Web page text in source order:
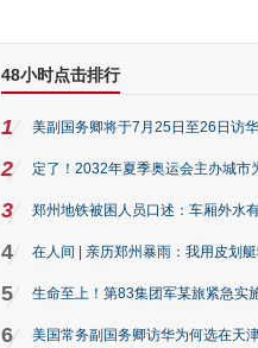
48小时点击排行
1 美副国务卿将于7月25日至26日访华
2 定了！2032年夏季奥运会主办城市
3 郑州地铁被困人员口述：车厢外水
4 在人间 | 亲历郑州暴雨：我用皮划
5 生命至上！第83集团军某旅紧急实
6 美国常务副国务卿访华为何选在天